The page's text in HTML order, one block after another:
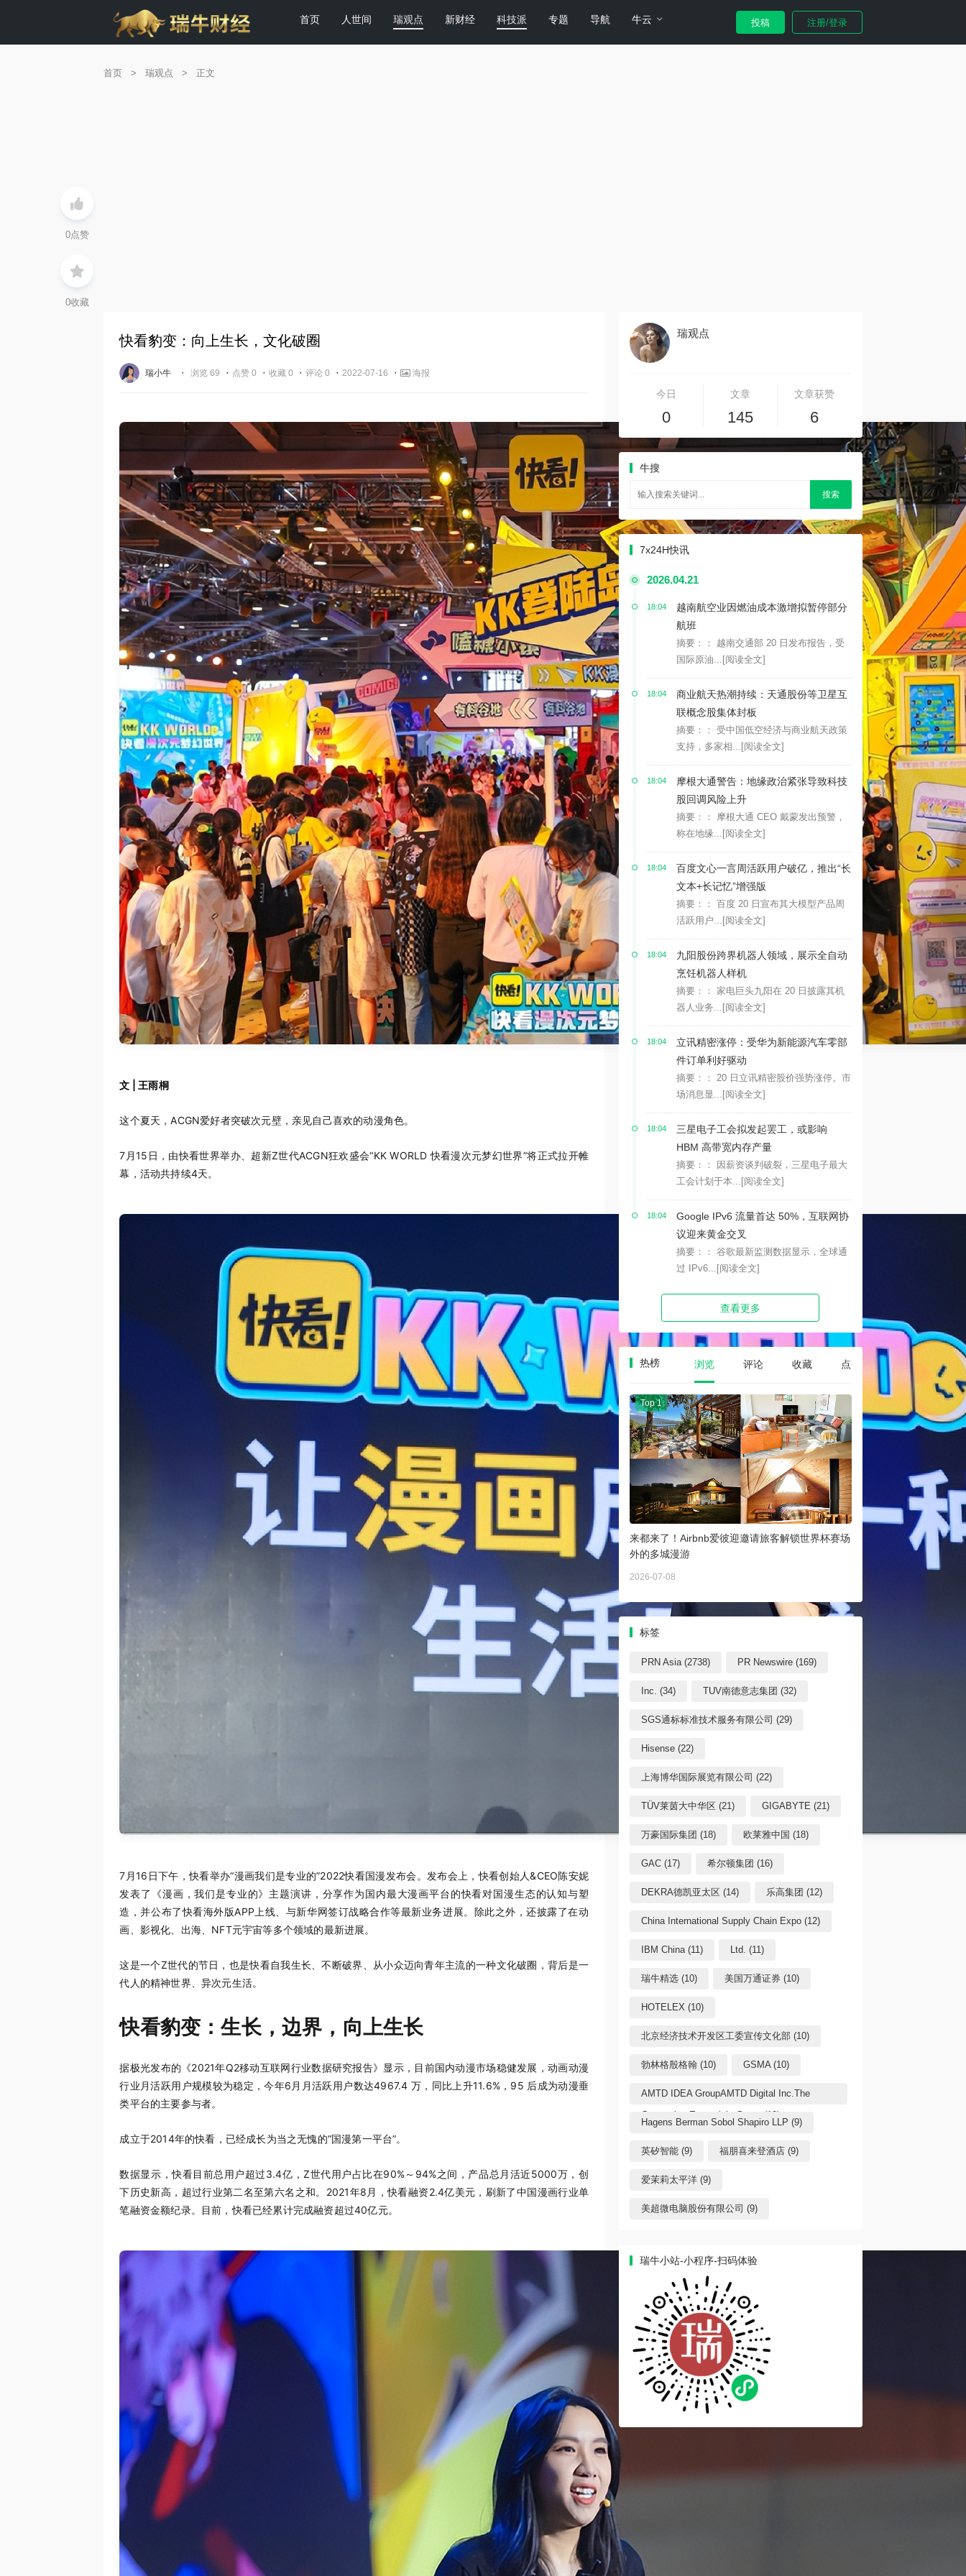
首页 人世间 瑞观点 新财经 科技派 专题 导航 牛云 投稿 注册/登录
0点赞
0收藏
首页 > 瑞观点 > 正文
快看豹变：向上生长，文化破圈
瑞小牛 · 浏览 69 · 点赞 0 · 收藏 0 · 评论 0 · 2022-07-16 · 海报
文 | 王雨桐
这个夏天，ACGN爱好者突破次元壁，亲见自己喜欢的动漫角色。
7月15日，由快看世界举办、超新Z世代ACGN狂欢盛会“KK WORLD 快看漫次元梦幻世界”将正式拉开帷
幕，活动共持续4天。
7月16日下午，快看举办“漫画我们是专业的”2022快看国漫发布会。发布会上，快看创始人&CEO陈安妮
发表了《漫画，我们是专业的》主题演讲，分享作为国内最大漫画平台的快看对国漫生态的认知与塑
造，并公布了快看海外版APP上线、与新华网签订战略合作等最新业务进展。除此之外，还披露了在动
画、影视化、出海、NFT元宇宙等多个领域的最新进展。
这是一个Z世代的节日，也是快看自我生长、不断破界、从小众迈向青年主流的一种文化破圈，背后是一
代人的精神世界、异次元生活。
快看豹变：生长，边界，向上生长
据极光发布的《2021年Q2移动互联网行业数据研究报告》显示，目前国内动漫市场稳健发展，动画动漫
行业月活跃用户规模较为稳定，今年6月月活跃用户数达4967.4 万，同比上升11.6%，95 后成为动漫垂
类平台的主要参与者。
成立于2014年的快看，已经成长为当之无愧的“国漫第一平台”。
数据显示，快看目前总用户超过3.4亿，Z世代用户占比在90%～94%之间，产品总月活近5000万，创
下历史新高，超过行业第二名至第六名之和。2021年8月，快看融资2.4亿美元，刷新了中国漫画行业单
笔融资金额纪录。目前，快看已经累计完成融资超过40亿元。
瑞观点
今日
0
文章
145
文章获赞
6
牛搜
搜索
7x24H快讯
2026.04.21
18:04
越南航空业因燃油成本激增拟暂停部分
航班
摘要：： 越南交通部 20 日发布报告，受
国际原油... [阅读全文]
18:04
商业航天热潮持续：天通股份等卫星互
联概念股集体封板
摘要：： 受中国低空经济与商业航天政策
支持，多家相... [阅读全文]
18:04
摩根大通警告：地缘政治紧张导致科技
股回调风险上升
摘要：： 摩根大通 CEO 戴蒙发出预警，
称在地缘... [阅读全文]
18:04
百度文心一言周活跃用户破亿，推出“长
文本+长记忆”增强版
摘要：： 百度 20 日宣布其大模型产品周
活跃用户... [阅读全文]
18:04
九阳股份跨界机器人领域，展示全自动
烹饪机器人样机
摘要：： 家电巨头九阳在 20 日披露其机
器人业务... [阅读全文]
18:04
立讯精密涨停：受华为新能源汽车零部
件订单利好驱动
摘要：： 20 日立讯精密股价强势涨停。市
场消息显... [阅读全文]
18:04
三星电子工会拟发起罢工，或影响
HBM 高带宽内存产量
摘要：： 因薪资谈判破裂，三星电子最大
工会计划于本... [阅读全文]
18:04
Google IPv6 流量首达 50%，互联网协
议迎来黄金交叉
摘要：： 谷歌最新监测数据显示，全球通
过 IPv6... [阅读全文]
查看更多
热榜 浏览 评论 收藏 点赞
Top 1
来都来了！Airbnb爱彼迎邀请旅客解锁世界杯赛场
外的多城漫游
2026-07-08
标签
PRN Asia (2738) PR Newswire (169)
Inc. (34) TUV南德意志集团 (32)
SGS通标标准技术服务有限公司 (29)
Hisense (22)
上海博华国际展览有限公司 (22)
TÜV莱茵大中华区 (21) GIGABYTE (21)
万豪国际集团 (18) 欧莱雅中国 (18)
GAC (17) 希尔顿集团 (16)
DEKRA德凯亚太区 (14) 乐高集团 (12)
China International Supply Chain Expo (12)
IBM China (11) Ltd. (11)
瑞牛精选 (10) 美国万通证券 (10)
HOTELEX (10)
北京经济技术开发区工委宣传文化部 (10)
勃林格殷格翰 (10) GSMA (10)
AMTD IDEA GroupAMTD Digital Inc.The
Generation Essentials Group (10)
Hagens Berman Sobol Shapiro LLP (9)
英矽智能 (9) 福朋喜来登酒店 (9)
爱茉莉太平洋 (9)
美超微电脑股份有限公司 (9)
瑞牛小站-小程序-扫码体验